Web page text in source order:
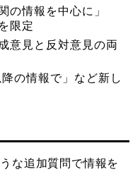
の情報を中心に」
限定
意見と反対意見の両
の情報で」など新し
な追加質問で情報を